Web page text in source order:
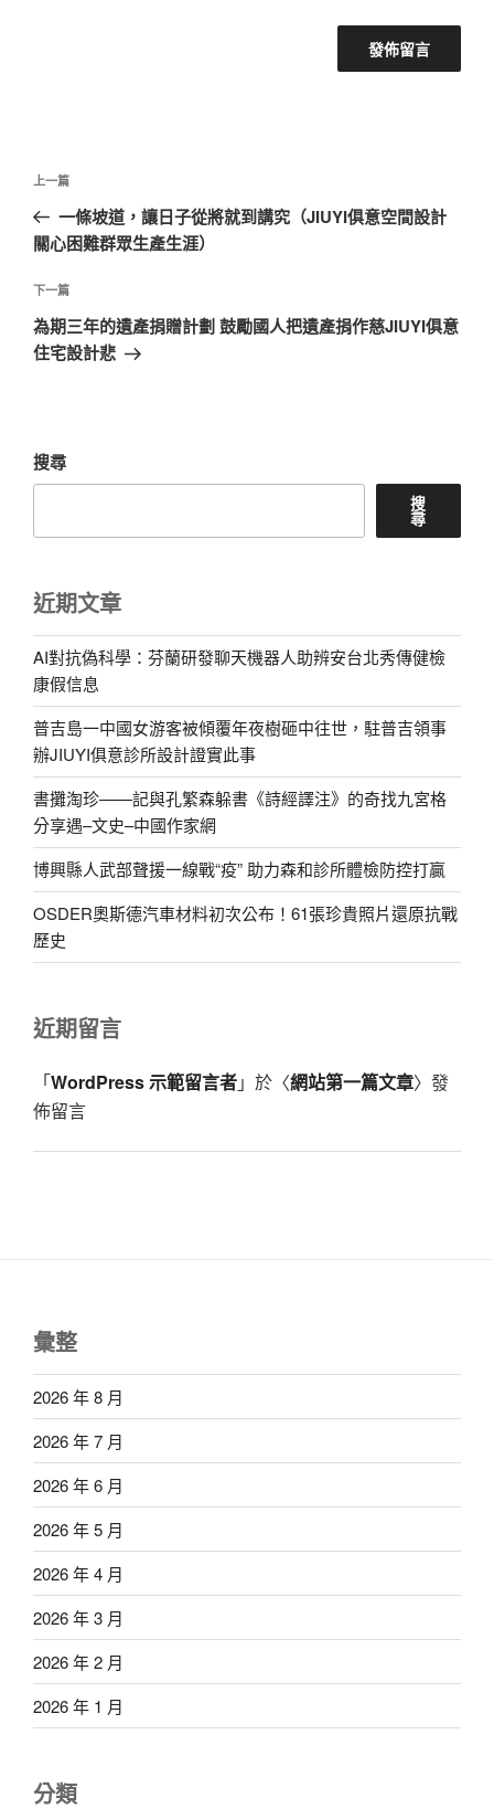
文
導
覽
上
一
篇
章
上一篇
一條坡道，讓日子從將就到講究（JIUYI俱意空間設計
關心困難群眾生產生涯）
下
一
篇
下一篇
為期三年的遺產捐贈計劃 鼓勵國人把遺產捐作慈JIUYI俱意
住宅設計悲
搜尋
搜
尋
近期文章
AI對抗偽科學：芬蘭研發聊天機器人助辨安台北秀傳健檢
康假信息
普吉島一中國女游客被傾覆年夜樹砸中往世，駐普吉領事
辦JIUYI俱意診所設計證實此事
書攤淘珍——記與孔繁森躲書《詩經譯注》的奇找九宮格
分享遇–文史–中國作家網
博興縣人武部聲援一線戰“疫” 助力森和診所體檢防控打贏
OSDER奧斯德汽車材料初次公布！61張珍貴照片還原抗戰
歷史
近期留言
「WordPress 示範留言者」於〈網站第一篇文章〉發
佈留言
彙整
2026 年 8 月
2026 年 7 月
2026 年 6 月
2026 年 5 月
2026 年 4 月
2026 年 3 月
2026 年 2 月
2026 年 1 月
分類